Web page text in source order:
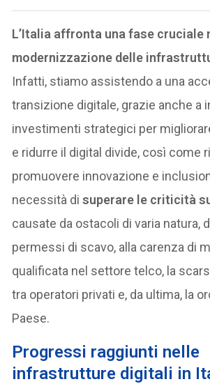
L’Italia affronta una fase cruciale
modernizzazione delle
Infatti, stiamo assistendo a una
transizione digitale, grazie anche a
investimenti strategici per
e ridurre il digital divide, così come
promuovere innovazione e
necessità disuperare le criticità
causate da ostacoli di varia natura,
permessi di scavo, alla carenza di
qualificata nel settore telco, la
tra operatori privati e, da ultima, la
Paese.
Progressi raggiunti nelle
infrastrutture digitali in